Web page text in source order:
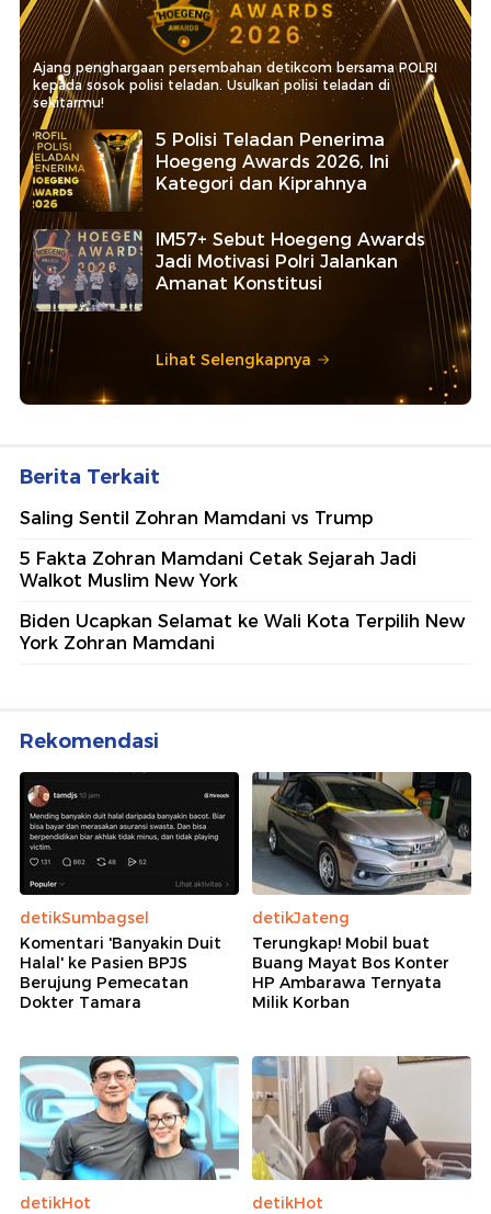
Ajang penghargaan persembahan detikcom bersama POLRI
kepada sosok polisi teladan. Usulkan polisi teladan di
sekitarmu!
5 Polisi Teladan Penerima
Hoegeng Awards 2026, Ini
Kategori dan Kiprahnya
IM57+ Sebut Hoegeng Awards
Jadi Motivasi Polri Jalankan
Amanat Konstitusi
Lihat Selengkapnya
Berita Terkait
Saling Sentil Zohran Mamdani vs Trump
5 Fakta Zohran Mamdani Cetak Sejarah Jadi
Walkot Muslim New York
Biden Ucapkan Selamat ke Wali Kota Terpilih New
York Zohran Mamdani
Rekomendasi
detikSumbagsel
Komentari 'Banyakin Duit
Halal' ke Pasien BPJS
Berujung Pemecatan
Dokter Tamara
detikJateng
Terungkap! Mobil buat
Buang Mayat Bos Konter
HP Ambarawa Ternyata
Milik Korban
detikHot
detikHot